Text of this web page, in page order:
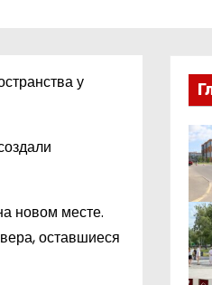
у
новом месте.
оставшиеся